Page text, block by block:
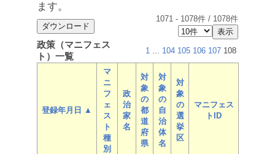
ます。
1071 - 1078件 / 1078件
政策（マニフェス
ト）一覧
1 ... 104 105 106 107 108
登録年月日 ▲
マ
ニ
フ
ェ
ス
ト
種
別
政
治
家
名
対
象
の
都
道
府
県
対
象
の
自
治
体
名
対
象
の
選
挙
区
マニフェス
トID